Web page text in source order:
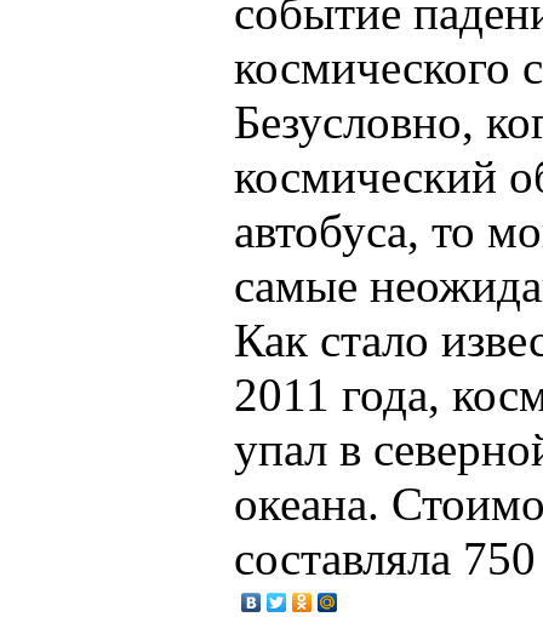
событие
космического
Безусловно,
космический
автобуса, то
самые
Как стало
2011 года,
упал в
океана.
составляла